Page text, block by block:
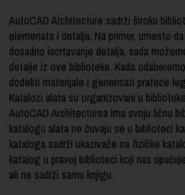
AutoCAD Architecture sadrži široku
elemenata i detalja. Na primer, umesto
dosadno iscrtavanje detalja, sada
detalje iz ove biblioteke. Kada
dodeliti materijale i generisati prateće
Katalozi alata su organizovani u
AutoCAD Architecturea ima svoju ličnu
katalogu alata ne čuvaju se u biblioteci
kataloga sadrži ukazivače na fizičke
katalog u pravoj biblioteci koji nas
ali ne sadrži samu knjigu.